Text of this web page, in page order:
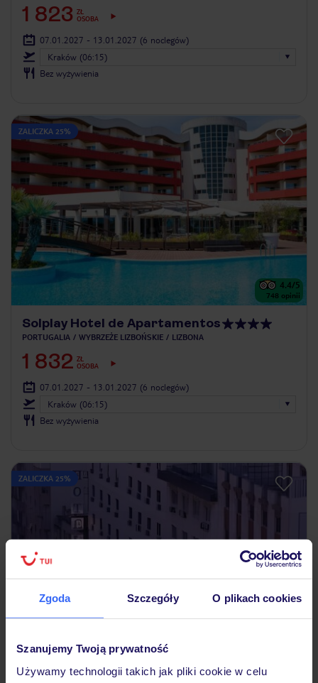
Zgoda Szczegóły O plikach cookies
Szanujemy Twoją prywatność
Używamy technologii takich jak pliki cookie w celu
1 823 ZŁ
OSOBA
07.01.2027 - 13.01.2027 (6 noclegów)
Kraków (06:15)
Bez wyżywienia
ZALICZKA 25%
4.4/5
748 opinii
Solplay Hotel de Apartamentos
PORTUGALIA WYBRZEŻE LIZBOŃSKIE LIZBONA
1 832 ZŁ
OSOBA
07.01.2027 - 13.01.2027 (6 noclegów)
Kraków (06:15)
Bez wyżywienia
ZALICZKA 25%
VIP Inn Berna